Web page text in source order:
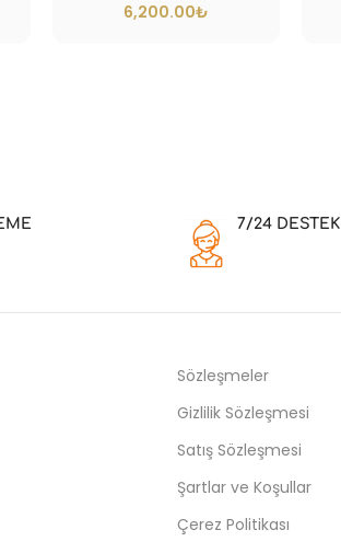
₺
7/24 DESTEK
Sözleşmeler
Gizlilik Sözleşmesi
Satış Sözleşmesi
Şartlar ve Koşullar
Çerez Politikası